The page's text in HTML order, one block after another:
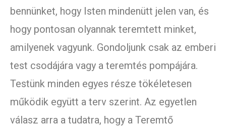
bennünket, hogy Isten mindenütt jelen van, és
hogy pontosan olyannak teremtett minket,
amilyenek vagyunk. Gondoljunk csak az emberi
test csodájára vagy a teremtés pompájára.
Testünk minden egyes része tökéletesen
működik együtt a terv szerint. Az egyetlen
válasz arra a tudatra, hogy a Teremtő